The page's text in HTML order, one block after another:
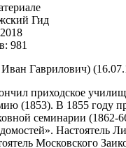
Гид
981
Гаврилович)
приходское
(1853). В 1855 году
семинарии (1862-
Настоятель
Московского